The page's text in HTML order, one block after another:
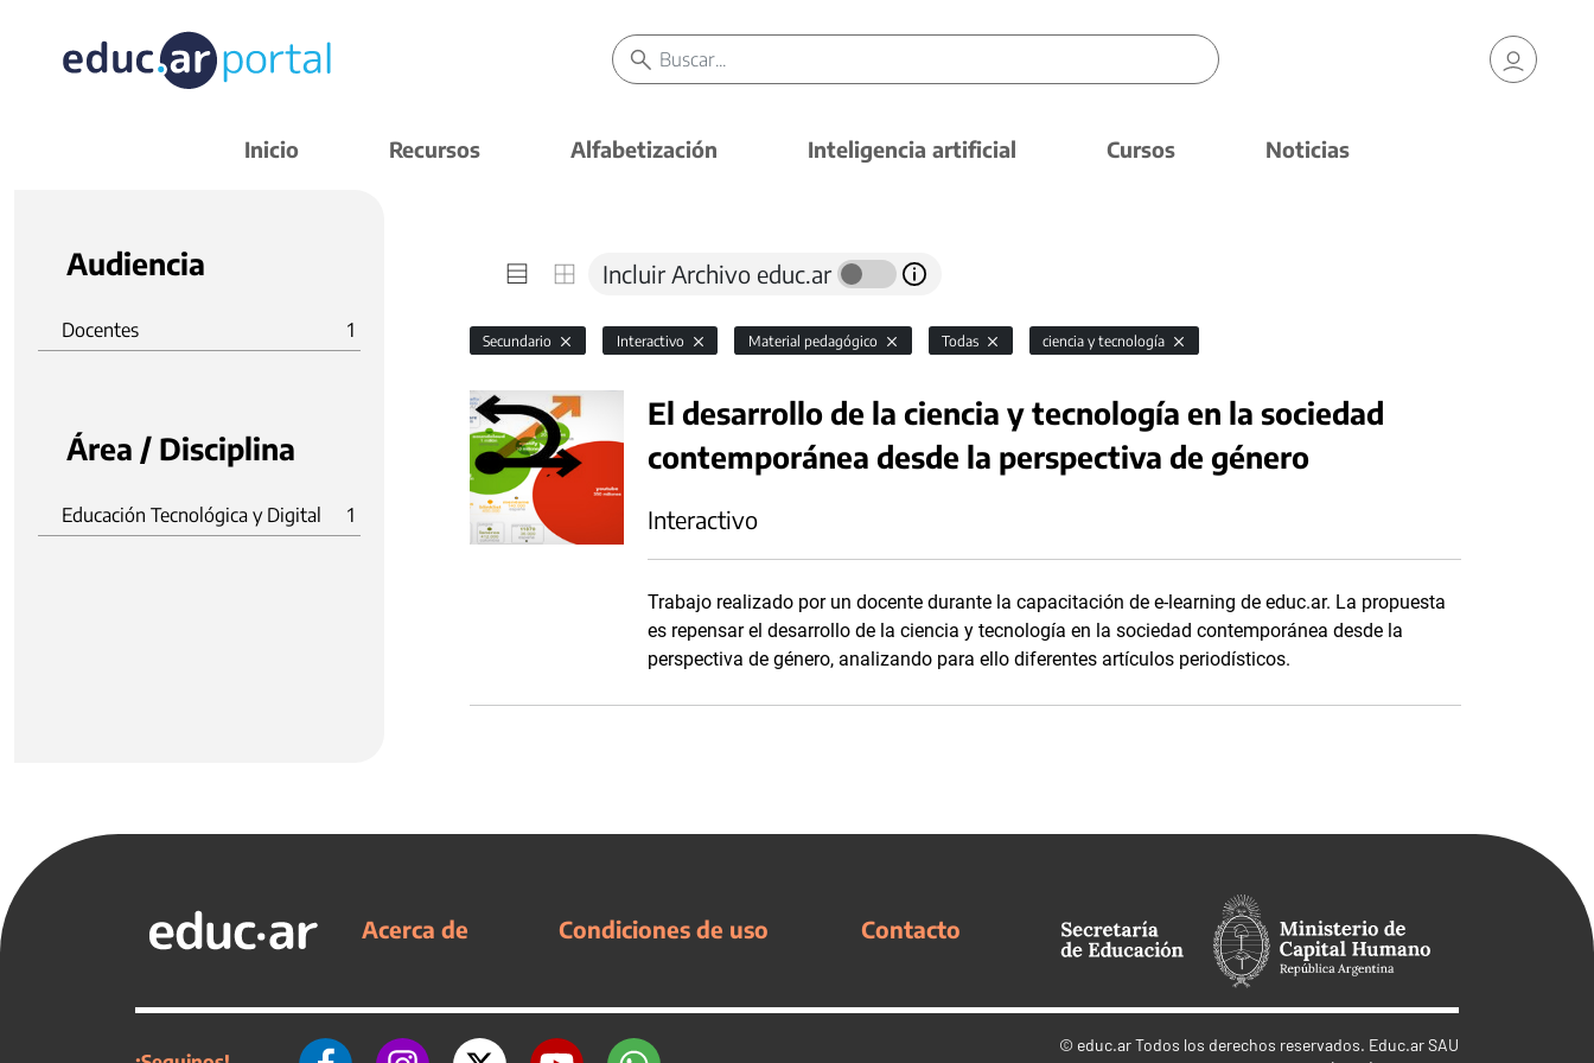
Inicio Recursos Alfabetización Inteligencia artificial Cursos Noticias
Audiencia
Docentes 1
Área / Disciplina
Educación Tecnológica y Digital 1
Incluir Archivo educ.ar
Secundario Interactivo Material pedagógico Todas ciencia y tecnología
El desarrollo de la ciencia y tecnología en la sociedad
contemporánea desde la perspectiva de género
Interactivo
Trabajo realizado por un docente durante la capacitación de e-learning de educ.ar. La propuesta
es repensar el desarrollo de la ciencia y tecnología en la sociedad contemporánea desde la
perspectiva de género, analizando para ello diferentes artículos periodísticos.
Acerca de Condiciones de uso Contacto
© educ.arTodos los derechos reservados. Educ.ar SAU